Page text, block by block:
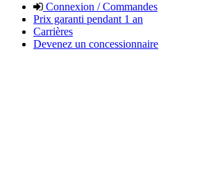
Connexion / Commandes
Prix garanti pendant 1 an
Carrières
Devenez un concessionnaire